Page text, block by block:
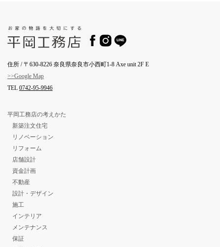
住所 / 〒630-8226 奈良県奈良市小西町1-8 Axe unit 2F E
>>Google Map
TEL 0742-95-9946
平岡工務店の考えかた
新築注文住宅
リノベーション
リフォーム
店舗設計
資金計画
不動産
設計・デザイン
施工
インテリア
メンテナンス
保証